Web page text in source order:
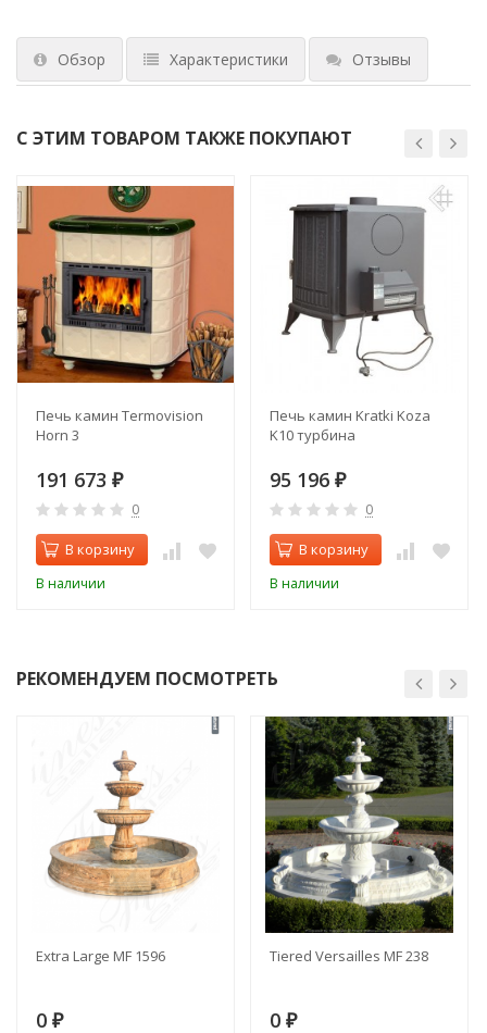
Обзор Характеристики Отзывы
С ЭТИМ ТОВАРОМ ТАКЖЕ ПОКУПАЮТ
Печь камин Termovision
Horn 3
191 673 ₽
0
В корзину
В наличии
Печь камин Kratki Koza
K10 турбина
95 196 ₽
0
В корзину
В наличии
РЕКОМЕНДУЕМ ПОСМОТРЕТЬ
Extra Large MF 1596
0 ₽
Tiered Versailles MF 238
0 ₽